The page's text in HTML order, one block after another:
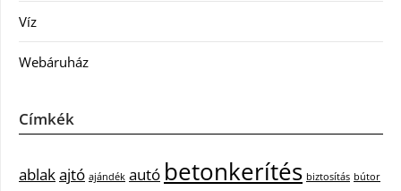
Víz
Webáruház
Címkék
ablakajtó ajándék autó betonkerítés biztosítás bútor